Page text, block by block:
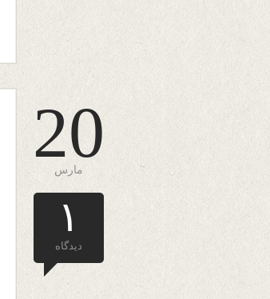
20
مارس
۱
دیدگاه